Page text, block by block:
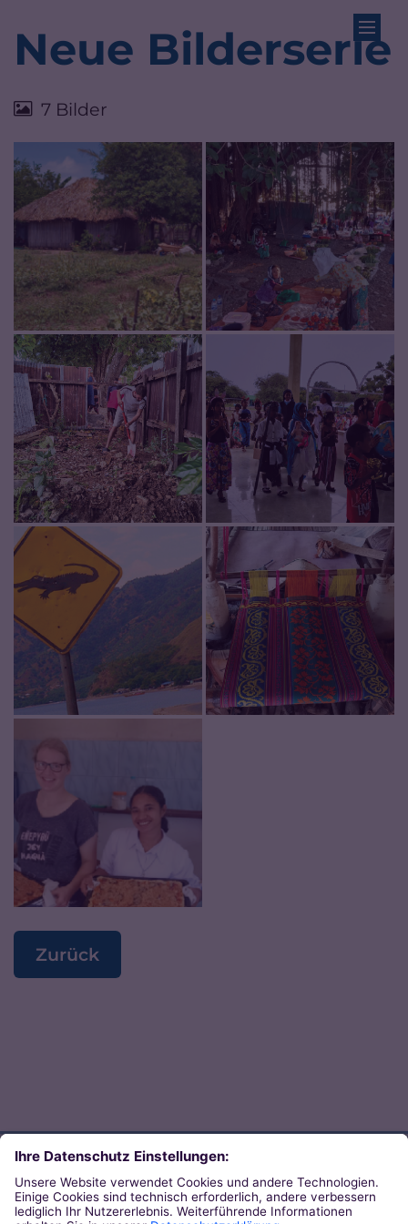
Zum Inhalt springen
Neue Bilderserie
7 Bilder
Zurück
Direkt zum Thema
Zu den Orten von Kirche